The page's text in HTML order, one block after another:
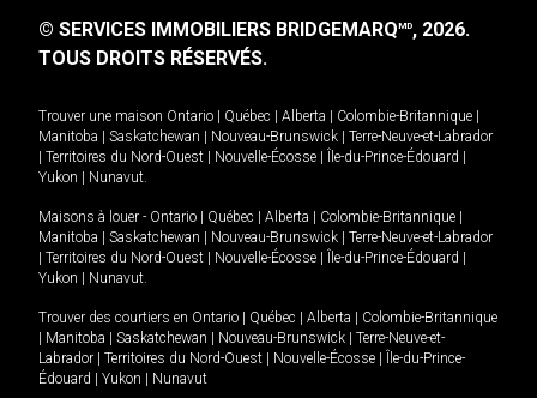
© SERVICES IMMOBILIERS BRIDGEMARQMD, 2026.
TOUS DROITS RÉSERVÉS.
Trouver une maison Ontario Québec Alberta Colombie-Britannique
Manitoba
Saskatchewan Nouveau-Brunswick
Terre-Neuve-et-Labrador
Territoires du Nord-Ouest Nouvelle-Écosse Île-du-Prince-Édouard
Yukon
Nunavut.
Maisons à louer - Ontario Québec Alberta Colombie-Britannique
Manitoba
Saskatchewan Nouveau-Brunswick
Terre-Neuve-et-Labrador
Territoires du Nord-Ouest Nouvelle-Écosse Île-du-Prince-Édouard
Yukon
Nunavut.
Trouver des courtiers en Ontario Québec Alberta
Colombie-Britannique
Manitoba Saskatchewan Nouveau-Brunswick
Terre-Neuve-et-
Labrador
Territoires du Nord-Ouest Nouvelle-Écosse
Île-du-Prince-
Édouard
Yukon Nunavut